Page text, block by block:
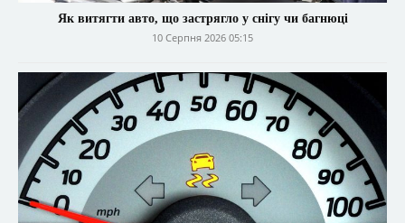
Як витягти авто, що застрягло у снігу чи багнюці
10 Серпня 2026 05:15